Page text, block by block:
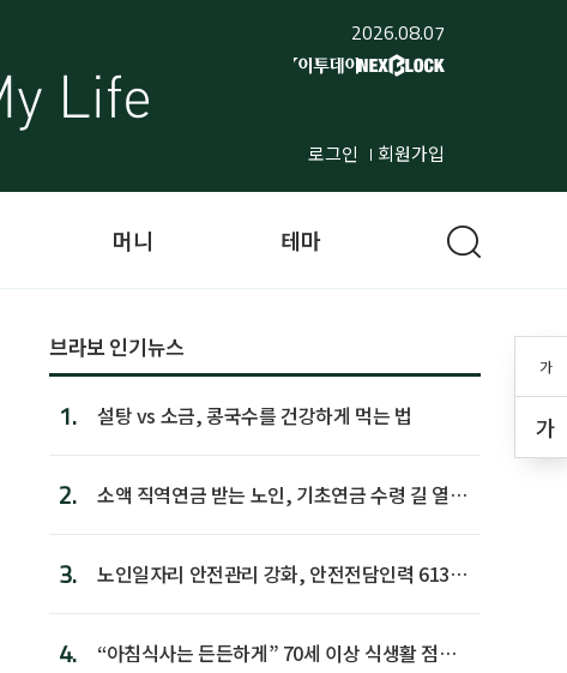
2026.08.07
로그인 회원가입
가
가
머니 테마
브라보 인기뉴스
1. 설탕 vs 소금, 콩국수를 건강하게 먹는 법
2.
소액 직역연금 받는 노인, 기초연금 수령 길 열린
3.
노인일자리 안전관리 강화, 안전전담인력 613명
4.
“아침식사는 든든하게” 70세 이상 식생활 점수